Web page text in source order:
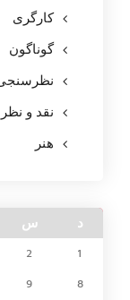
کارگری
گوناگون
نقد و
هنر
د س
1
2
8
9